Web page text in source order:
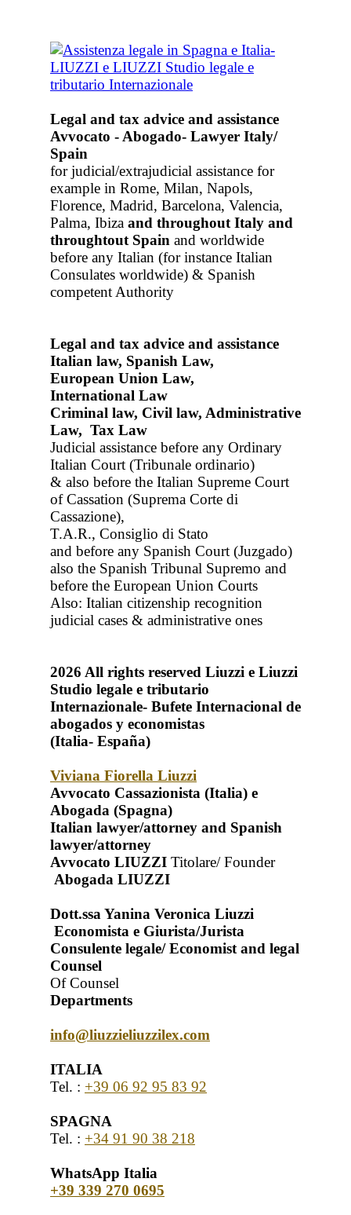
Legal and tax advice and assistance
Avvocato - Abogado- Lawyer Italy/
Spain
for judicial/extrajudicial assistance for
example in Rome, Milan, Napols,
Florence, Madrid, Barcelona, Valencia,
Palma, Ibiza and throughout Italy and
throughtout Spain and worldwide
before any Italian (for instance Italian
Consulates worldwide) & Spanish
competent Authority
Legal and tax advice and assistance
Italian law, Spanish Law,
European Union Law,
International Law
Criminal law, Civil law, Administrative
Law, Tax Law
Judicial assistance before any Ordinary
Italian Court (Tribunale ordinario)
& also before the Italian Supreme Court
of Cassation (Suprema Corte di
Cassazione),
T.A.R., Consiglio di Stato
and before any Spanish Court (Juzgado)
also the Spanish Tribunal Supremo and
before the European Union Courts
Also: Italian citizenship recognition
judicial cases & administrative ones
2026 All rights reserved Liuzzi e Liuzzi
Studio legale e tributario
Internazionale- Bufete Internacional de
abogados y economistas
(Italia- España)
Viviana Fiorella Liuzzi
Avvocato Cassazionista (Italia) e
Abogada (Spagna)
Italian lawyer/attorney and Spanish
lawyer/attorney
Avvocato LIUZZI Titolare/ Founder
Abogada LIUZZI
Dott.ssa Yanina Veronica Liuzzi
Economista e Giurista/Jurista
Consulente legale/ Economist and legal
Counsel
Of Counsel
Departments
info@liuzzieliuzzilex.com
ITALIA
Tel. : +39 06 92 95 83 92
SPAGNA
Tel. : +34 91 90 38 218
WhatsApp Italia
+39 339 270 0695